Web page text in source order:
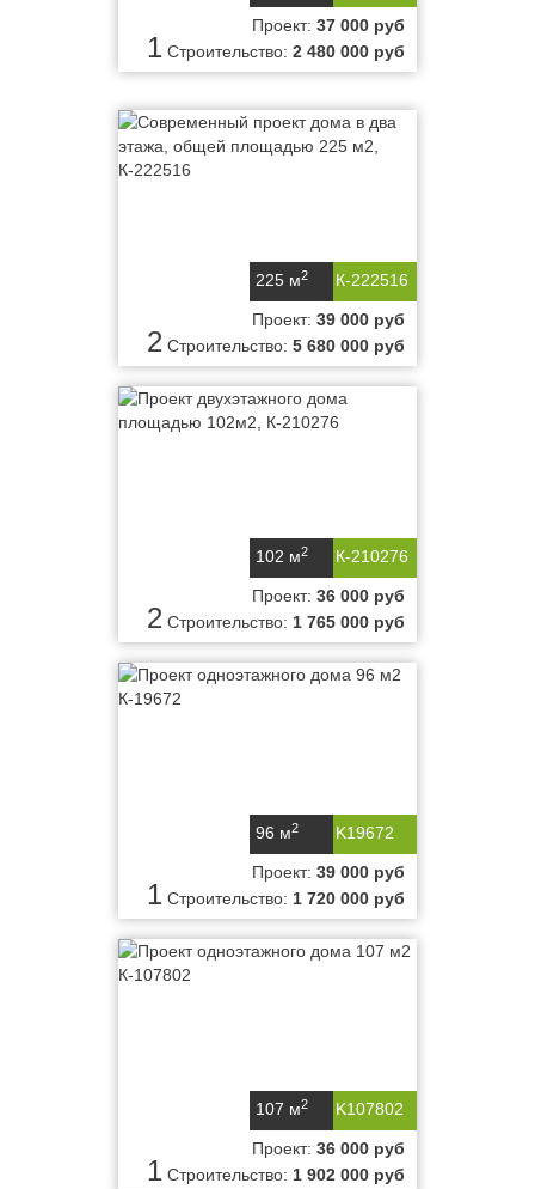
1
Проект: 37 000 руб
Строительство: 2 480 000 руб
К-222516
225 м2
2
Проект: 39 000 руб
Строительство: 5 680 000 руб
К-210276
102 м2
2
Проект: 36 000 руб
Строительство: 1 765 000 руб
K19672
96 м2
1
Проект: 39 000 руб
Строительство: 1 720 000 руб
K107802
107 м2
1
Проект: 36 000 руб
Строительство: 1 902 000 руб